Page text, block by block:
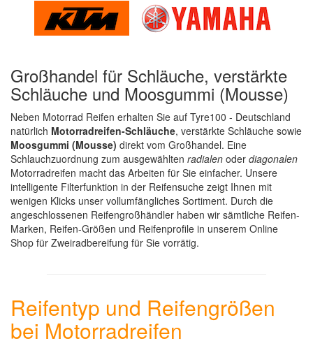
Großhandel für Schläuche, verstärkte
Schläuche und Moosgummi (Mousse)
Neben Motorrad Reifen erhalten Sie auf Tyre100 - Deutschland
natürlich Motorradreifen-Schläuche, verstärkte Schläuche sowie
Moosgummi (Mousse) direkt vom Großhandel. Eine
Schlauchzuordnung zum ausgewählten radialen oder diagonalen
Motorradreifen macht das Arbeiten für Sie einfacher. Unsere
intelligente Filterfunktion in der Reifensuche zeigt Ihnen mit
wenigen Klicks unser vollumfängliches Sortiment. Durch die
angeschlossenen Reifengroßhändler haben wir sämtliche Reifen-
Marken, Reifen-Größen und Reifenprofile in unserem Online
Shop für Zweiradbereifung für Sie vorrätig.
Reifentyp und Reifengrößen
bei Motorradreifen